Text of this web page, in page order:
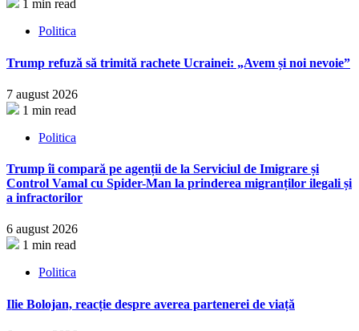
1 min read
Politica
Trump refuză să trimită rachete Ucrainei: „Avem și noi nevoie”
7 august 2026
1 min read
Politica
Trump îi compară pe agenții de la Serviciul de Imigrare și
Control Vamal cu Spider-Man la prinderea migranților ilegali și
a infractorilor
6 august 2026
1 min read
Politica
Ilie Bolojan, reacție despre averea partenerei de viață